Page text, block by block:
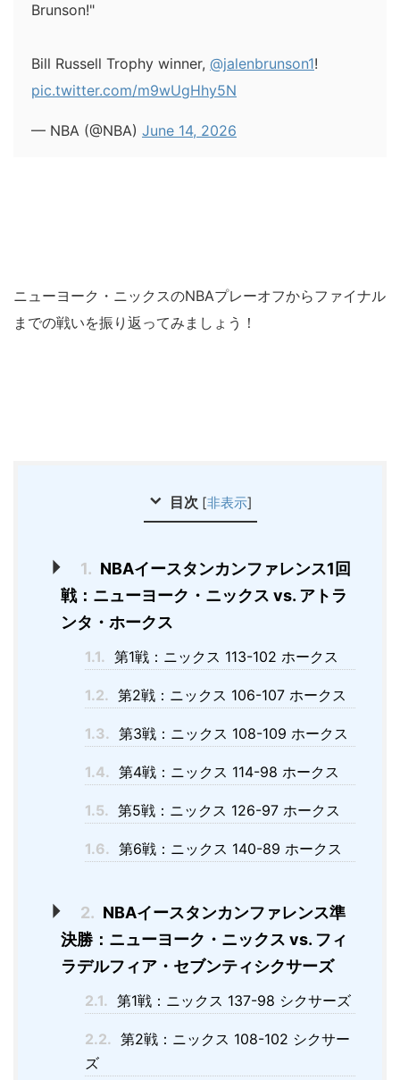
Brunson!"
Bill Russell Trophy winner, @jalenbrunson1!
pic.twitter.com/m9wUgHhy5N
— NBA (@NBA) June 14, 2026
ニューヨーク・ニックスのNBAプレーオフからファイナル
までの戦いを振り返ってみましょう！
目次 [非表示]
1. NBAイースタンカンファレンス1回
戦：ニューヨーク・ニックス vs. アトラ
ンタ・ホークス
1.1. 第1戦：ニックス 113-102 ホークス
1.2. 第2戦：ニックス 106-107 ホークス
1.3. 第3戦：ニックス 108-109 ホークス
1.4. 第4戦：ニックス 114-98 ホークス
1.5. 第5戦：ニックス 126-97 ホークス
1.6. 第6戦：ニックス 140-89 ホークス
2. NBAイースタンカンファレンス準
決勝：ニューヨーク・ニックス vs. フィ
ラデルフィア・セブンティシクサーズ
2.1. 第1戦：ニックス 137-98 シクサーズ
2.2. 第2戦：ニックス 108-102 シクサー
ズ